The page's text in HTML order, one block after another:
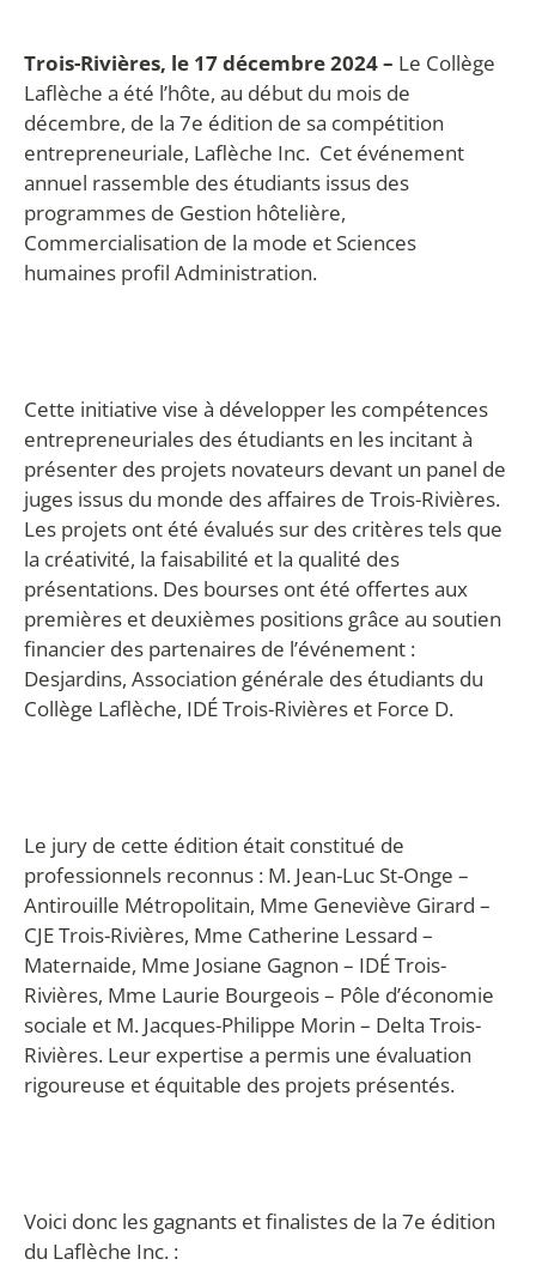
Trois-Rivières, le 17 décembre 2024 – Le Collège
Laflèche a été l’hôte, au début du mois de
décembre, de la 7e édition de sa compétition
entrepreneuriale, Laflèche Inc. Cet événement
annuel rassemble des étudiants issus des
programmes de Gestion hôtelière,
Commercialisation de la mode et Sciences
humaines profil Administration.
Cette initiative vise à développer les compétences
entrepreneuriales des étudiants en les incitant à
présenter des projets novateurs devant un panel de
juges issus du monde des affaires de Trois-Rivières.
Les projets ont été évalués sur des critères tels que
la créativité, la faisabilité et la qualité des
présentations. Des bourses ont été offertes aux
premières et deuxièmes positions grâce au soutien
financier des partenaires de l’événement :
Desjardins, Association générale des étudiants du
Collège Laflèche, IDÉ Trois-Rivières et Force D.
Le jury de cette édition était constitué de
professionnels reconnus : M. Jean-Luc St-Onge –
Antirouille Métropolitain, Mme Geneviève Girard –
CJE Trois-Rivières, Mme Catherine Lessard –
Maternaide, Mme Josiane Gagnon – IDÉ Trois-
Rivières, Mme Laurie Bourgeois – Pôle d’économie
sociale et M. Jacques-Philippe Morin – Delta Trois-
Rivières. Leur expertise a permis une évaluation
rigoureuse et équitable des projets présentés.
Voici donc les gagnants et finalistes de la 7e édition
du Laflèche Inc. :